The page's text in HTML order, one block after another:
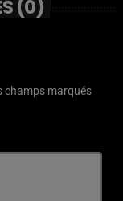
(0)
champs marqués